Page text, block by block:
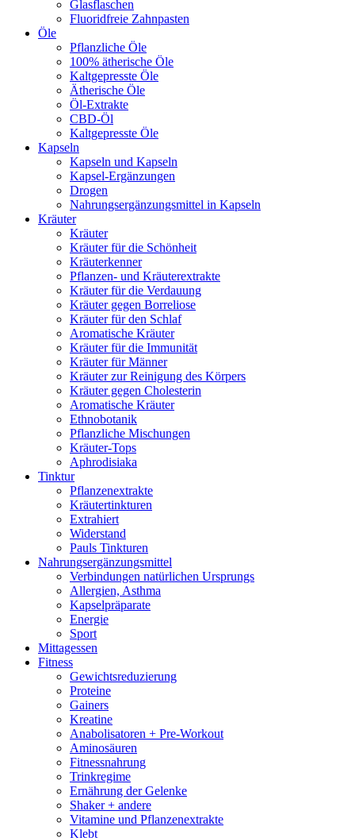
Glasflaschen
Fluoridfreie Zahnpasten
Öle
Pflanzliche Öle
100% ätherische Öle
Kaltgepresste Öle
Ätherische Öle
Öl-Extrakte
CBD-Öl
Kaltgepresste Öle
Kapseln
Kapseln und Kapseln
Kapsel-Ergänzungen
Drogen
Nahrungsergänzungsmittel in Kapseln
Kräuter
Kräuter
Kräuter für die Schönheit
Kräuterkenner
Pflanzen- und Kräuterextrakte
Kräuter für die Verdauung
Kräuter gegen Borreliose
Kräuter für den Schlaf
Aromatische Kräuter
Kräuter für die Immunität
Kräuter für Männer
Kräuter zur Reinigung des Körpers
Kräuter gegen Cholesterin
Aromatische Kräuter
Ethnobotanik
Pflanzliche Mischungen
Kräuter-Tops
Aphrodisiaka
Tinktur
Pflanzenextrakte
Kräutertinkturen
Extrahiert
Widerstand
Pauls Tinkturen
Nahrungsergänzungsmittel
Verbindungen natürlichen Ursprungs
Allergien, Asthma
Kapselpräparate
Energie
Sport
Mittagessen
Fitness
Gewichtsreduzierung
Proteine
Gainers
Kreatine
Anabolisatoren + Pre-Workout
Aminosäuren
Fitnessnahrung
Trinkregime
Ernährung der Gelenke
Shaker + andere
Vitamine und Pflanzenextrakte
Klebt